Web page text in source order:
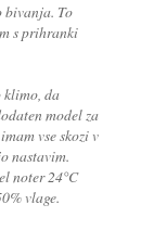
bivanja. To
s prihranki
klimo, da
model za
vse skozi v
nastavim.
noter 24°C
vlage.